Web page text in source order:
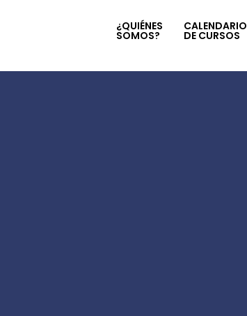
¿QUIÉNES
SOMOS?
CALENDARIO
DE CURSOS